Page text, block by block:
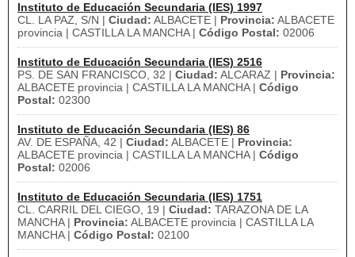
Instituto de Educación Secundaria (IES) 1997
CL. LA PAZ, S/N | Ciudad: ALBACETE | Provincia: ALBACETE
provincia | CASTILLA LA MANCHA | Código Postal: 02006
Instituto de Educación Secundaria (IES) 2516
PS. DE SAN FRANCISCO, 32 | Ciudad: ALCARAZ | Provincia:
ALBACETE provincia | CASTILLA LA MANCHA | Código
Postal: 02300
Instituto de Educación Secundaria (IES) 86
AV. DE ESPAÑA, 42 | Ciudad: ALBACETE | Provincia:
ALBACETE provincia | CASTILLA LA MANCHA | Código
Postal: 02006
Instituto de Educación Secundaria (IES) 1751
CL. CARRIL DEL CIEGO, 19 | Ciudad: TARAZONA DE LA
MANCHA | Provincia: ALBACETE provincia | CASTILLA LA
MANCHA | Código Postal: 02100